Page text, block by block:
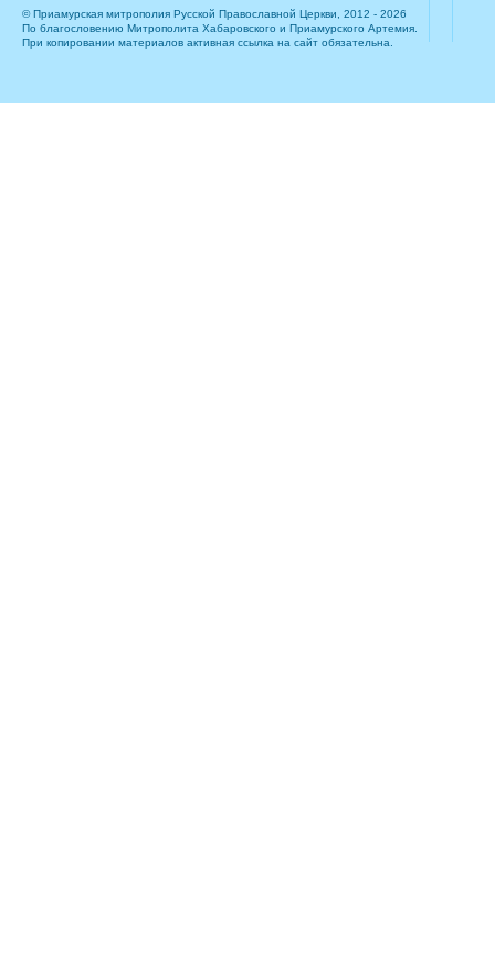
© Приамурская митрополия Русской Православной Церкви, 2012 - 2026
По благословению Митрополита Хабаровского и Приамурского Артемия.
При копировании материалов активная ссылка на сайт обязательна.